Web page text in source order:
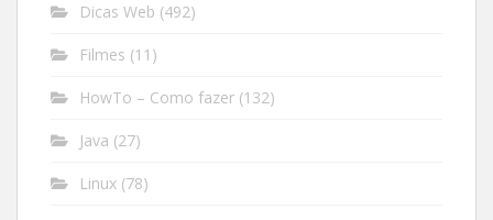
Dicas Web (492)
Filmes (11)
HowTo – Como fazer (132)
Java (27)
Linux (78)